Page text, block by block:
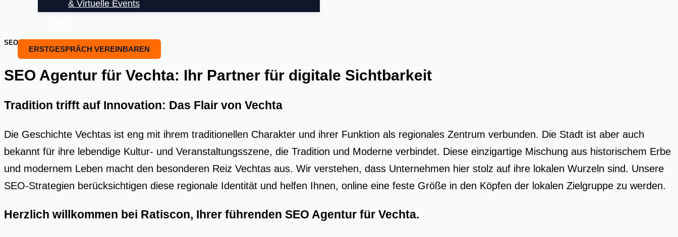
& Virtuelle Events
ERSTGESPRÄCH VEREINBAREN
SEO OPTIMIERUNG UND SEO BEARTUNG
SEO Agentur für Vechta: Ihr Partner für digitale Sichtbarkeit
Tradition trifft auf Innovation: Das Flair von Vechta
Die Geschichte Vechtas ist eng mit ihrem traditionellen Charakter und ihrer Funktion als regionales Zentrum verbunden. Die Stadt ist aber auch
bekannt für ihre lebendige Kultur- und Veranstaltungsszene, die Tradition und Moderne verbindet. Diese einzigartige Mischung aus historischem Erbe
und modernem Leben macht den besonderen Reiz Vechtas aus. Wir verstehen, dass Unternehmen hier stolz auf ihre lokalen Wurzeln sind. Unsere
SEO-Strategien berücksichtigen diese regionale Identität und helfen Ihnen, online eine feste Größe in den Köpfen der lokalen Zielgruppe zu werden.
Herzlich willkommen bei Ratiscon, Ihrer führenden SEO Agentur für Vechta.